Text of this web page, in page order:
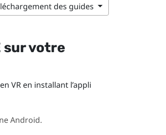
des guides
sur votre
VR en installant l’appli
Android.